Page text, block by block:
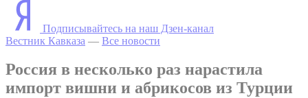
Подписывайтесь на наш Дзен-канал
Вестник Кавказа — Все новости
Россия в несколько раз нарастила
импорт вишни и абрикосов из Турции